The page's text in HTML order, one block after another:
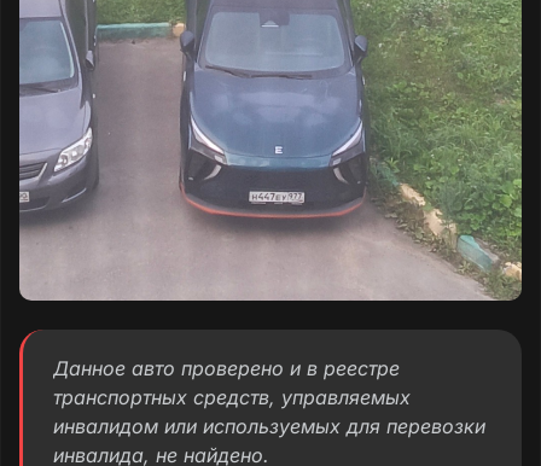
Данное авто проверено и в реестре
транспортных средств, управляемых
инвалидом или используемых для перевозки
инвалида, не найдено.